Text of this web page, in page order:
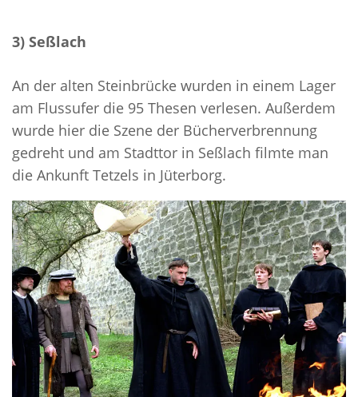
3) Seßlach
An der alten Steinbrücke wurden in einem Lager
am Flussufer die 95 Thesen verlesen. Außerdem
wurde hier die Szene der Bücherverbrennung
gedreht und am Stadttor in Seßlach filmte man
die Ankunft Tetzels in Jüterborg.